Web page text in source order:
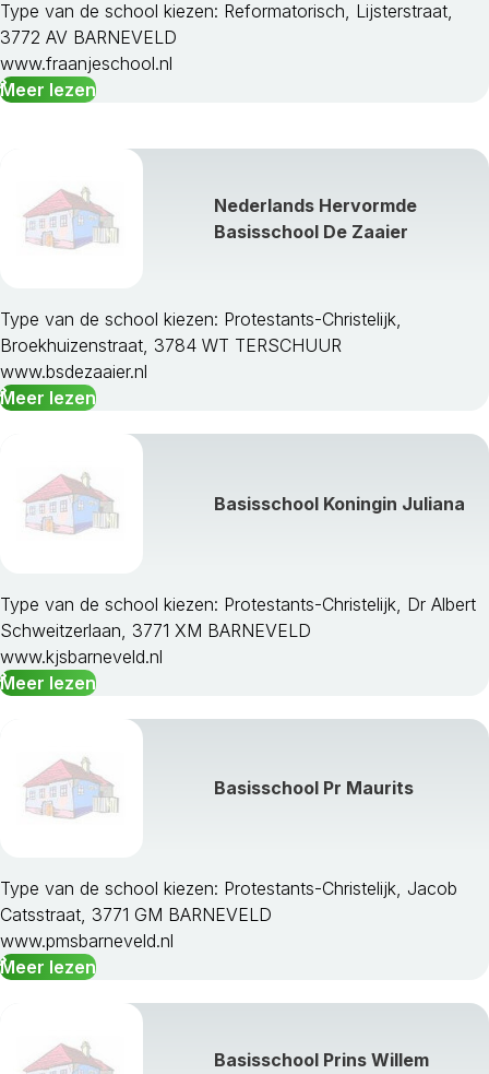
Type van de school kiezen: Reformatorisch, Lijsterstraat,
3772 AV BARNEVELD
www.fraanjeschool.nl
Meer lezen
Nederlands Hervormde
Basisschool De Zaaier
Type van de school kiezen: Protestants-Christelijk,
Broekhuizenstraat, 3784 WT TERSCHUUR
www.bsdezaaier.nl
Meer lezen
Basisschool Koningin Juliana
Type van de school kiezen: Protestants-Christelijk, Dr Albert
Schweitzerlaan, 3771 XM BARNEVELD
www.kjsbarneveld.nl
Meer lezen
Basisschool Pr Maurits
Type van de school kiezen: Protestants-Christelijk, Jacob
Catsstraat, 3771 GM BARNEVELD
www.pmsbarneveld.nl
Meer lezen
Basisschool Prins Willem